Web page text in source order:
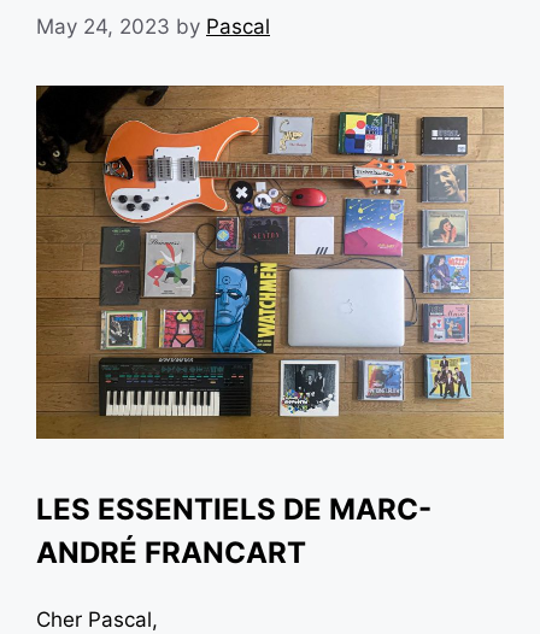
May 24, 2023 by Pascal
LES ESSENTIELS DE MARC-
ANDRÉ FRANCART
Cher Pascal,